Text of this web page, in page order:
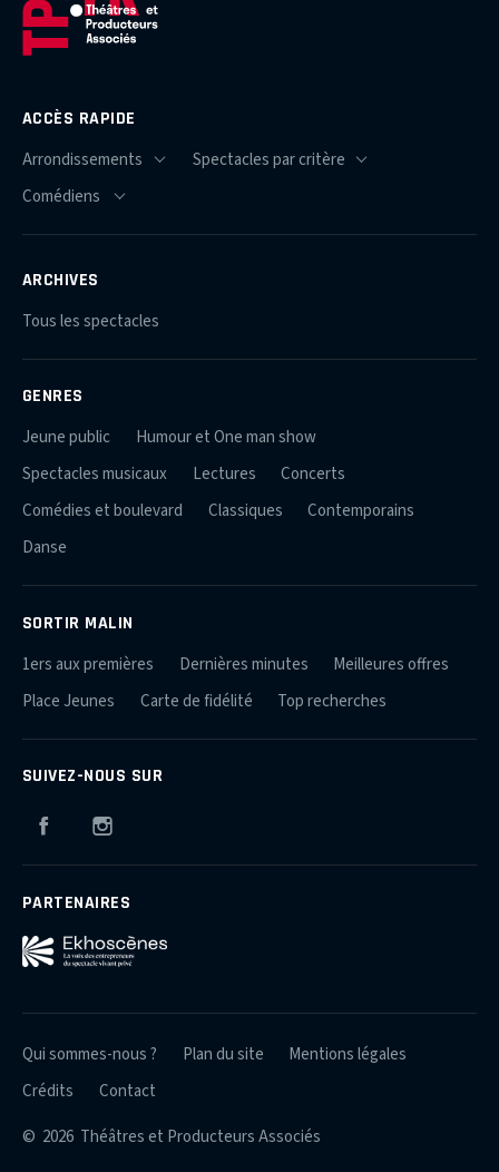
ACCÈS RAPIDE
ARCHIVES
Tous les spectacles
GENRES
Jeune public
Humour et One man show
Spectacles musicaux
Lectures
Concerts
Comédies et boulevard
Classiques
Contemporains
Danse
SORTIR MALIN
1ers aux premières Dernières minutes
Meilleures offres
Place Jeunes
Carte de fidélité Top recherches
SUIVEZ-NOUS SUR
Facebook
PARTENAIRES
© 2026 Théâtres et Producteurs Associés
Qui sommes-nous ? Plan du site
Mentions légales
Crédits
Contact